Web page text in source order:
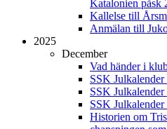
Katalonien påsk
Kallelse till
Anmälan till
2025
December
Vad händer i
SSK
SSK
SSK
Historien om